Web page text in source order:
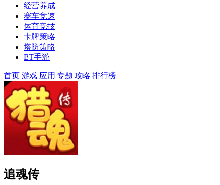
经营养成
赛车竞速
体育竞技
卡牌策略
塔防策略
BT手游
首页 游戏 应用 专题 攻略 排行榜
追魂传